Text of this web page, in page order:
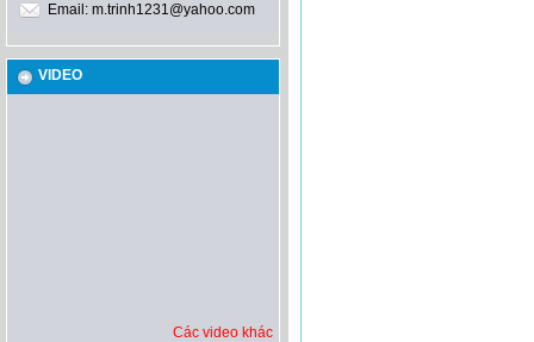
Email: m.trinh1231@yahoo.com
VIDEO
Các video khác